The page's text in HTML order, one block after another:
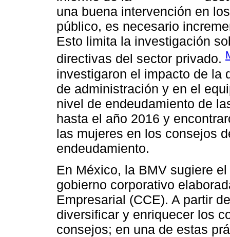
una buena intervención en
público, es necesario
Esto limita la investigación
directivas del sector privado.
investigaron el impacto de la
de administración y en el
nivel de endeudamiento de
hasta el año 2016 y
las mujeres en los consejos
endeudamiento.
En México, la BMV sugiere
gobierno corporativo
Empresarial (CCE). A partir
diversificar y enriquecer los
consejos; en una de estas